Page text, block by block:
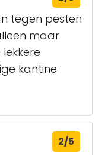
tegen pesten
maar
kantine
2/5